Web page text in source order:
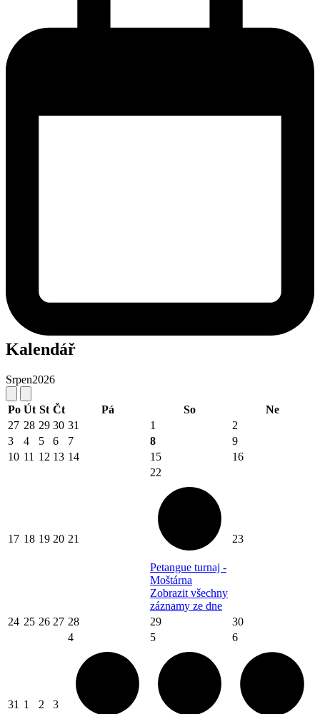
Kalendář
Srpen2026
Po Út St Čt Pá So
Ne
27 28 29 30 31 1
2
3
4 5 6 7 8
9
10 11 12 13 14 15 16
17 18 19 20 21
22
Petangue turnaj -
Moštárna
Zobrazit všechny
záznamy ze dne
23
24 25 26 27 28 29 30
31 1 2 3
4 5 6